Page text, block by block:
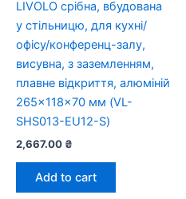
LIVOLO срібна, вбудована
у стільницю, для кухні/
офісу/конференц-залу,
висувна, з заземленням,
плавне відкриття, алюміній
265×118×70 мм (VL-
SHS013-EU12-S)
2,667.00 ₴
Add to cart